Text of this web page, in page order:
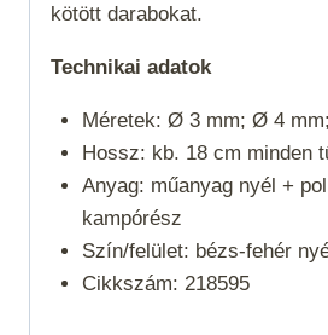
kötött darabokat.
Technikai adatok
Méretek: Ø 3 mm; Ø 4
Hossz: kb. 18 cm minden
Anyag: műanyag nyél +
kampórész
Szín/felület: bézs-fehér
Cikkszám: 218595